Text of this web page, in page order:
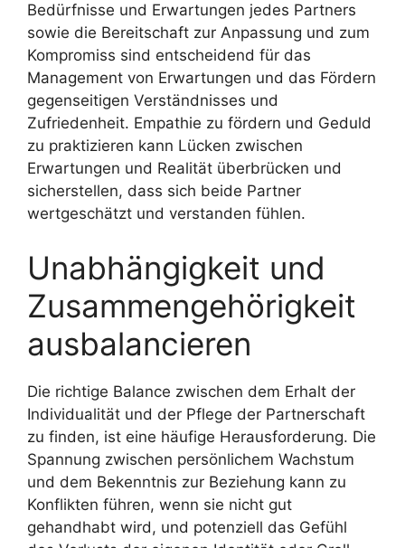
Bedürfnisse und Erwartungen jedes Partners
sowie die Bereitschaft zur Anpassung und zum
Kompromiss sind entscheidend für das
Management von Erwartungen und das Fördern
gegenseitigen Verständnisses und
Zufriedenheit. Empathie zu fördern und Geduld
zu praktizieren kann Lücken zwischen
Erwartungen und Realität überbrücken und
sicherstellen, dass sich beide Partner
wertgeschätzt und verstanden fühlen.
Unabhängigkeit und
Zusammengehörigkeit
ausbalancieren
Die richtige Balance zwischen dem Erhalt der
Individualität und der Pflege der Partnerschaft
zu finden, ist eine häufige Herausforderung. Die
Spannung zwischen persönlichem Wachstum
und dem Bekenntnis zur Beziehung kann zu
Konflikten führen, wenn sie nicht gut
gehandhabt wird, und potenziell das Gefühl